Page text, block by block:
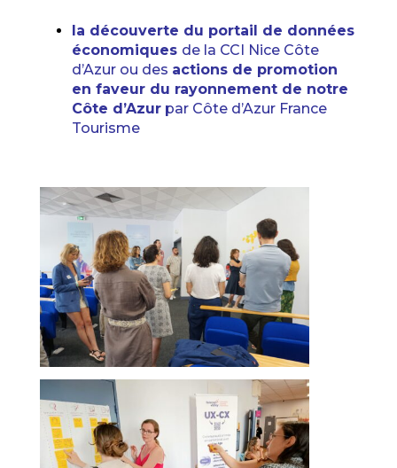
la découverte du portail de données
économiques de la CCI Nice Côte
d’Azur ou des actions de promotion
en faveur du rayonnement de notre
Côte d’Azurpar Côte d’Azur France
Tourisme